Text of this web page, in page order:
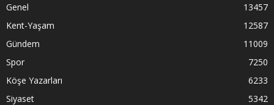
Genel
13457
Kent-Yaşam
12587
Gündem
11009
Spor
7250
Köşe Yazarları
6233
Siyaset
5342